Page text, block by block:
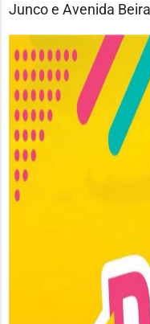
Junco e Avenida